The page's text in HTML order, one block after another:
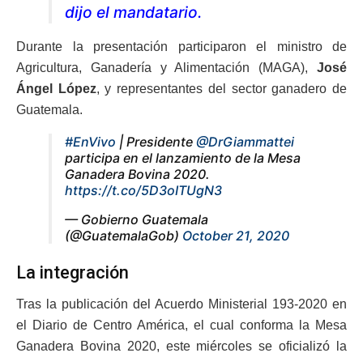
dijo el mandatario.
Durante la presentación participaron el ministro de
Agricultura, Ganadería y Alimentación (MAGA), José
Ángel López, y representantes del sector ganadero de
Guatemala.
#EnVivo | Presidente @DrGiammattei
participa en el lanzamiento de la Mesa
Ganadera Bovina 2020.
https://t.co/5D3oITUgN3
— Gobierno Guatemala
(@GuatemalaGob) October 21, 2020
La integración
Tras la publicación del Acuerdo Ministerial 193-2020 en
el Diario de Centro América, el cual conforma la Mesa
Ganadera Bovina 2020, este miércoles se oficializó la